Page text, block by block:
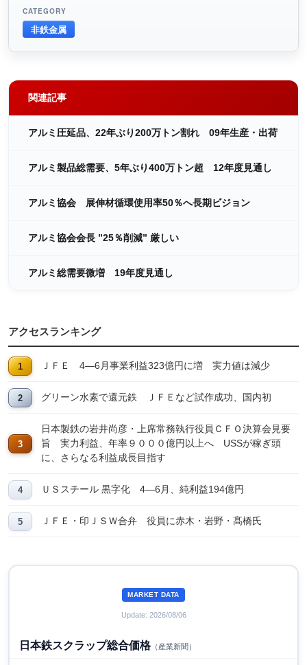
CATEGORY
非鉄金属
関連記事
アルミ圧延品、22年ぶり200万トン割れ 09年生産・出荷
アルミ製品総需要、5年ぶり400万トン超 12年度見通し
アルミ協会 展伸材循環使用率50％へ長期ビジョン
アルミ協会会長 ”25％削減” 厳しい
アルミ総需要微増 19年度見通し
アクセスランキング
ＪＦＥ 4―6月事業利益323億円に増 実力値は減少
グリーン水素で還元鉄 ＪＦＥなど試作成功、国内初
日本製鉄の岩井尚彦・上席常務執行役員ＣＦＯ決算会見要
旨 実力利益、年率９０００億円以上へ USSが稼ぎ頭
に、さらなる利益成長目指す
ＵＳスチール 黒字化 4―6月、純利益194億円
ＪＦＥ・印ＪＳＷ合弁 役員に赤木・岩野・髙橋氏
MARKET DATA
Update: 2026/08/06
日本鉄スクラップ総合価格（産業新聞）